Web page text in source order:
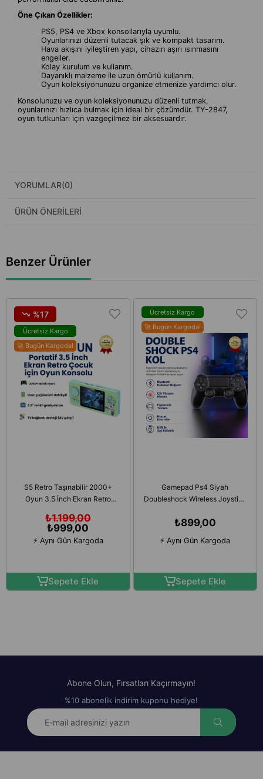
Öne Çıkan Özellikler:
PS5, PS4 ve Xbox konsollarıyla uyumlu.
Oyunlarınızı düzenli tutacak şık ve kompakt tasarım.
Hava akışını iyileştiren yapı, cihazın aşırı ısınmasını
engeller.
Kolay kurulum ve kullanım.
Dayanıklı malzeme ile uzun ömürlü kullanım.
Oyun koleksiyonunuzu organize etmenize yardımcı olur.
Konsolunuzu ve oyun koleksiyonunuzu düzenli tutmak,
oyunlarınızı hızlıca bulmak için ideal bir çözümdür. TY-2847,
oyun tutkunları için vazgeçilmez bir aksesuardır.
YORUMLAR(0)
ÜRÜN ÖNERILERI
Benzer Ürünler
S5 Retro Taşınabilir 2000+
Oyun 3.5 İnch Ekran Retro
₺999,00
₺1.199,00
Sepete Ekle
⚡ Aynı Gün Kargoda
%17
Ücretsiz Kargo
🚀 Bugün Kargoda!
Gamepad Ps4 Siyah
Doubleshock Wireless Joystick
₺899,00
Sepete Ekle
⚡ Aynı Gün Kargoda
Ücretsiz Kargo
🚀 Bugün Kargoda!
Abone Olun, Fırsatları Kaçırmayın!
%10 abonelik indirim kuponu hediye!